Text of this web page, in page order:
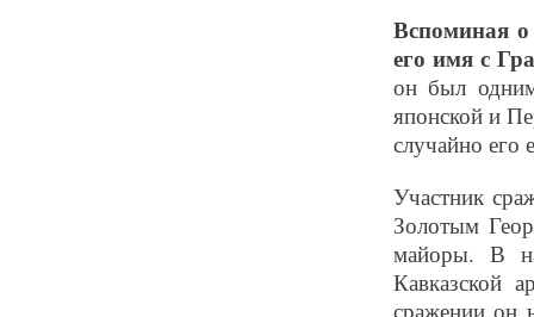
Вспоминая
его имя с
он был
японской и
случайно
Участник
Золотым
майоры. В
Кавказской
сражении он